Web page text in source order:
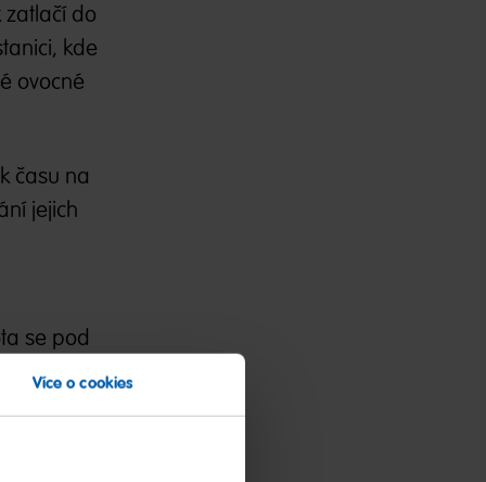
Více o cookies
zatlačí do
kde
ovocné
času na
jejich
se pod